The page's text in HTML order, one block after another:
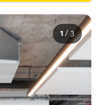
1/3